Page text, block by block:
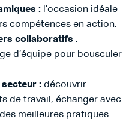
: l’occasion idéale
compétences en action.
collaboratifs :
d’équipe pour bousculer
secteur : découvrir
de travail, échanger avec
meilleures pratiques.